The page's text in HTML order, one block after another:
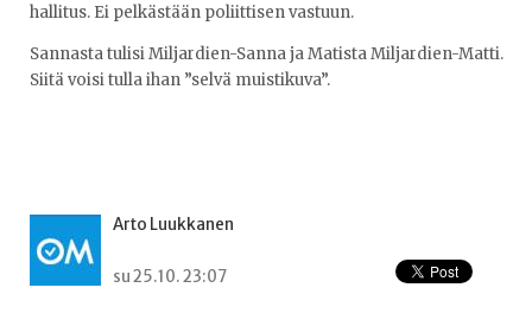
hallitus. Ei pelkästään poliittisen vastuun.
Sannasta tulisi Miljardien-Sanna ja Matista Miljardien-Matti.
Siitä voisi tulla ihan ”selvä muistikuva”.
Arto Luukkanen
su 25.10. 23:07